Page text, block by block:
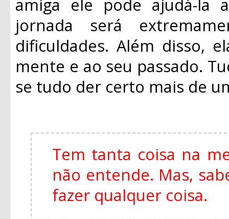
amiga ele pode ajudá-la
jornada será
dificuldades. Além disso,
mente e ao seu passado.
se tudo der certo mais de
Tem tanta coisa na
não entende. Mas,
fazer qualquer coisa.